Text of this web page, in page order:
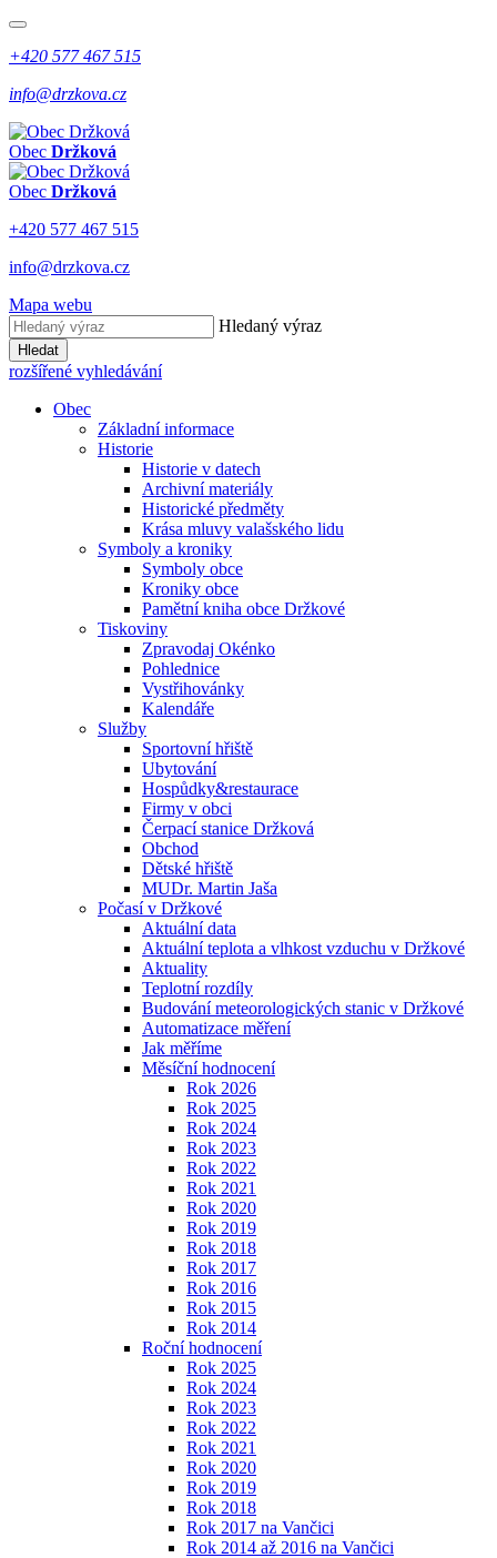
+420 577 467 515
info@drzkova.cz
Obec Držková
Obec Držková
+420 577 467 515
info@drzkova.cz
Mapa webu
Hledaný výraz
Hledat
rozšířené vyhledávání
Obec
Základní informace
Historie
Historie v datech
Archivní materiály
Historické předměty
Krása mluvy valašského lidu
Symboly a kroniky
Symboly obce
Kroniky obce
Pamětní kniha obce Držkové
Tiskoviny
Zpravodaj Okénko
Pohlednice
Vystřihovánky
Kalendáře
Služby
Sportovní hřiště
Ubytování
Hospůdky&restaurace
Firmy v obci
Čerpací stanice Držková
Obchod
Dětské hřiště
MUDr. Martin Jaša
Počasí v Držkové
Aktuální data
Aktuální teplota a vlhkost vzduchu v Držkové
Aktuality
Teplotní rozdíly
Budování meteorologických stanic v Držkové
Automatizace měření
Jak měříme
Měsíční hodnocení
Rok 2026
Rok 2025
Rok 2024
Rok 2023
Rok 2022
Rok 2021
Rok 2020
Rok 2019
Rok 2018
Rok 2017
Rok 2016
Rok 2015
Rok 2014
Roční hodnocení
Rok 2025
Rok 2024
Rok 2023
Rok 2022
Rok 2021
Rok 2020
Rok 2019
Rok 2018
Rok 2017 na Vančici
Rok 2014 až 2016 na Vančici